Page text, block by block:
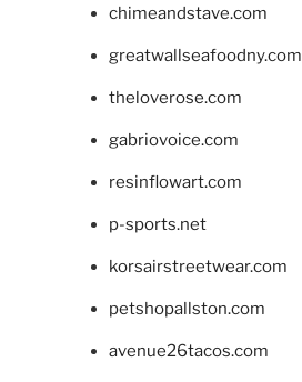
chimeandstave.com
greatwallseafoodny.com
theloverose.com
gabriovoice.com
resinflowart.com
p-sports.net
korsairstreetwear.com
petshopallston.com
avenue26tacos.com